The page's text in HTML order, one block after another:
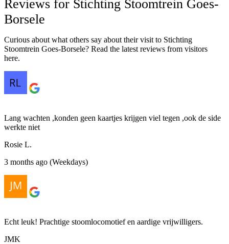
Reviews for Stichting Stoomtrein Goes-
Borsele
Curious about what others say about their visit to Stichting
Stoomtrein Goes-Borsele? Read the latest reviews from visitors
here.
Lang wachten ,konden geen kaartjes krijgen viel tegen ,ook de side
werkte niet
Rosie L.
3 months ago (Weekdays)
Echt leuk! Prachtige stoomlocomotief en aardige vrijwilligers.
JMK